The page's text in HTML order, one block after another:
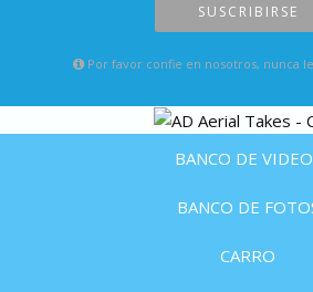
SUSCRIBIRSE
Por favor confie en nosotros, nunca
BANCO DE
BANCO DE
CARRO